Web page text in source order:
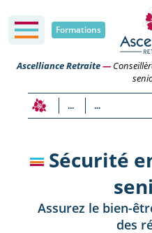
Formations
Ascelliance Retraite—
... ...
Sécurité
Assurez le bien-
des